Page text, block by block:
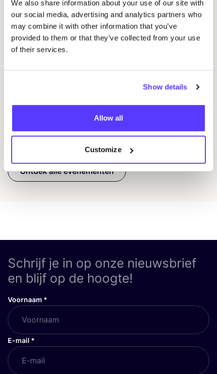
We also share information about your use of our site with
our social media, advertising and analytics partners who
may combine it with other information that you’ve
provided to them or that they’ve collected from your use
of their services.
Show details
Allow all
Customize
14 AUG
WorkshopRED
PreviousNext
Ontdek alle evenementen
Schrijf je in op onze nieuwsbrief
en blijf op de hoogte!
Voornaam *
E-mail *